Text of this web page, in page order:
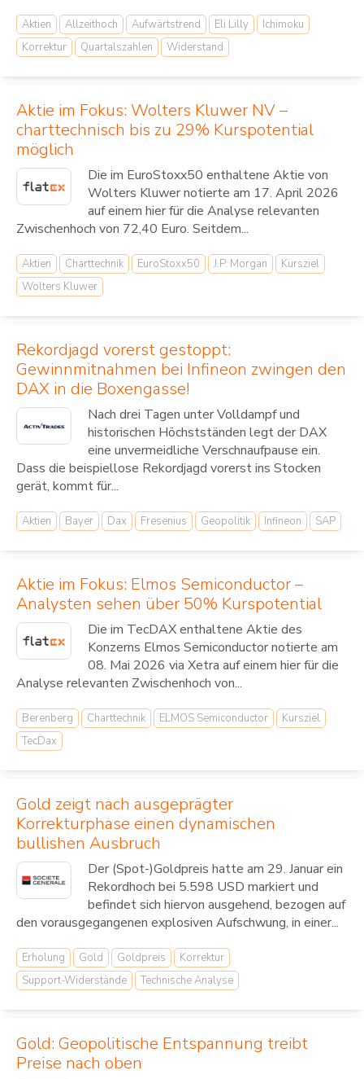
Aktien Allzeithoch Aufwärtstrend Eli Lilly
Ichimoku
Korrektur
Quartalszahlen Widerstand
Aktie im Fokus: Wolters Kluwer NV –
charttechnisch bis zu 29% Kurspotential
möglich
Die im EuroStoxx50 enthaltene Aktie von
Wolters Kluwer notierte am 17. April 2026
auf einem hier für die Analyse relevanten
Zwischenhoch von 72,40 Euro. Seitdem...
Aktien Charttechnik EuroStoxx50 J.P. Morgan
Kursziel
Wolters Kluwer
Rekordjagd vorerst gestoppt:
Gewinnmitnahmen bei Infineon zwingen den
DAX in die Boxengasse!
Nach drei Tagen unter Volldampf und
historischen Höchstständen legt der DAX
eine unvermeidliche Verschnaufpause ein.
Dass die beispiellose Rekordjagd vorerst ins Stocken
gerät, kommt für...
Aktien Bayer Dax Fresenius Geopolitik Infineon SAP
Aktie im Fokus: Elmos Semiconductor –
Analysten sehen über 50% Kurspotential
Die im TecDAX enthaltene Aktie des
Konzerns Elmos Semiconductor notierte am
08. Mai 2026 via Xetra auf einem hier für die
Analyse relevanten Zwischenhoch von...
Berenberg Charttechnik ELMOS Semiconductor
Kursziel
TecDax
Gold zeigt nach ausgeprägter
Korrekturphase einen dynamischen
bullishen Ausbruch
Der (Spot-)Goldpreis hatte am 29. Januar ein
Rekordhoch bei 5.598 USD markiert und
befindet sich hiervon ausgehend, bezogen auf
den vorausgegangenen explosiven Aufschwung, in einer...
Erholung Gold Goldpreis
Korrektur
Support-Widerstände
Technische Analyse
Gold: Geopolitische Entspannung treibt
Preise nach oben